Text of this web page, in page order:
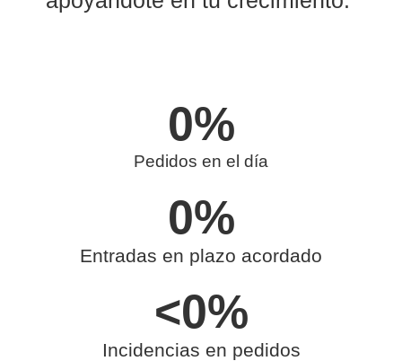
Pedidos en el día
0%
Entradas en plazo acordado
0%
Incidencias en pedidos
<0%